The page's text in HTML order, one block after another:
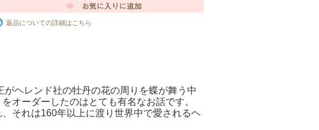
返品についての詳細はこちら
ヘレンド社の牡丹の花の周りを蝶が舞う中
オーダーしたのはとても有名なお話です。
、それは160年以上に渡り世界中で愛されるヘ